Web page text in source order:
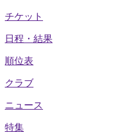
チケット
日程・結果
順位表
クラブ
ニュース
特集